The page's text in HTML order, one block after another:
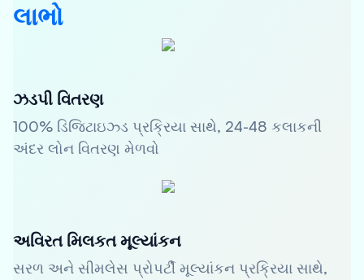
લાભો
ઝડપી વિતરણ
100% ડિજિટાઇઝ્ડ પ્રક્રિયા સાથે, 24-48 કલાકની
અંદર લોન વિતરણ મેળવો
અવિરત મિલકત મૂલ્યાંકન
સરળ અને સીમલેસ પ્રોપર્ટી મૂલ્યાંકન પ્રક્રિયા સાથે,